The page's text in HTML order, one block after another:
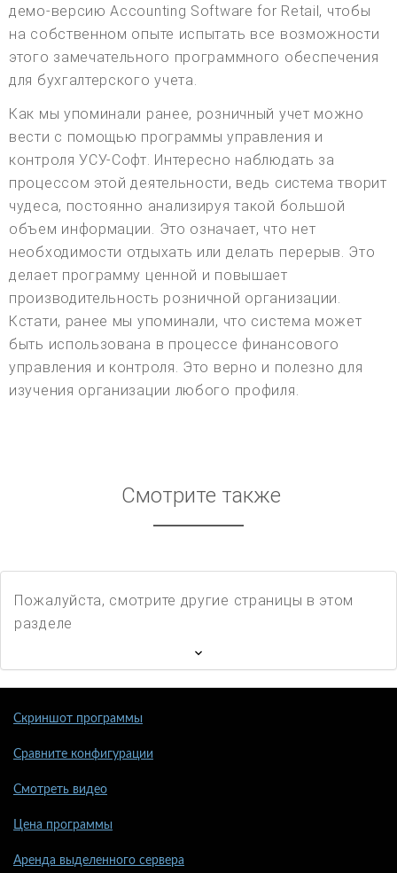
демо-версию Accounting Software for Retail, чтобы
на собственном опыте испытать все возможности
этого замечательного программного обеспечения
для бухгалтерского учета.
Как мы упоминали ранее, розничный учет можно
вести с помощью программы управления и
контроля УСУ-Софт. Интересно наблюдать за
процессом этой деятельности, ведь система творит
чудеса, постоянно анализируя такой большой
объем информации. Это означает, что нет
необходимости отдыхать или делать перерыв. Это
делает программу ценной и повышает
производительность розничной организации.
Кстати, ранее мы упоминали, что система может
быть использована в процессе финансового
управления и контроля. Это верно и полезно для
изучения организации любого профиля.
Смотрите также
Пожалуйста, смотрите другие страницы в этом
разделе
Скриншот программы
Сравните конфигурации
Смотреть видео
Цена программы
Аренда выделенного сервера